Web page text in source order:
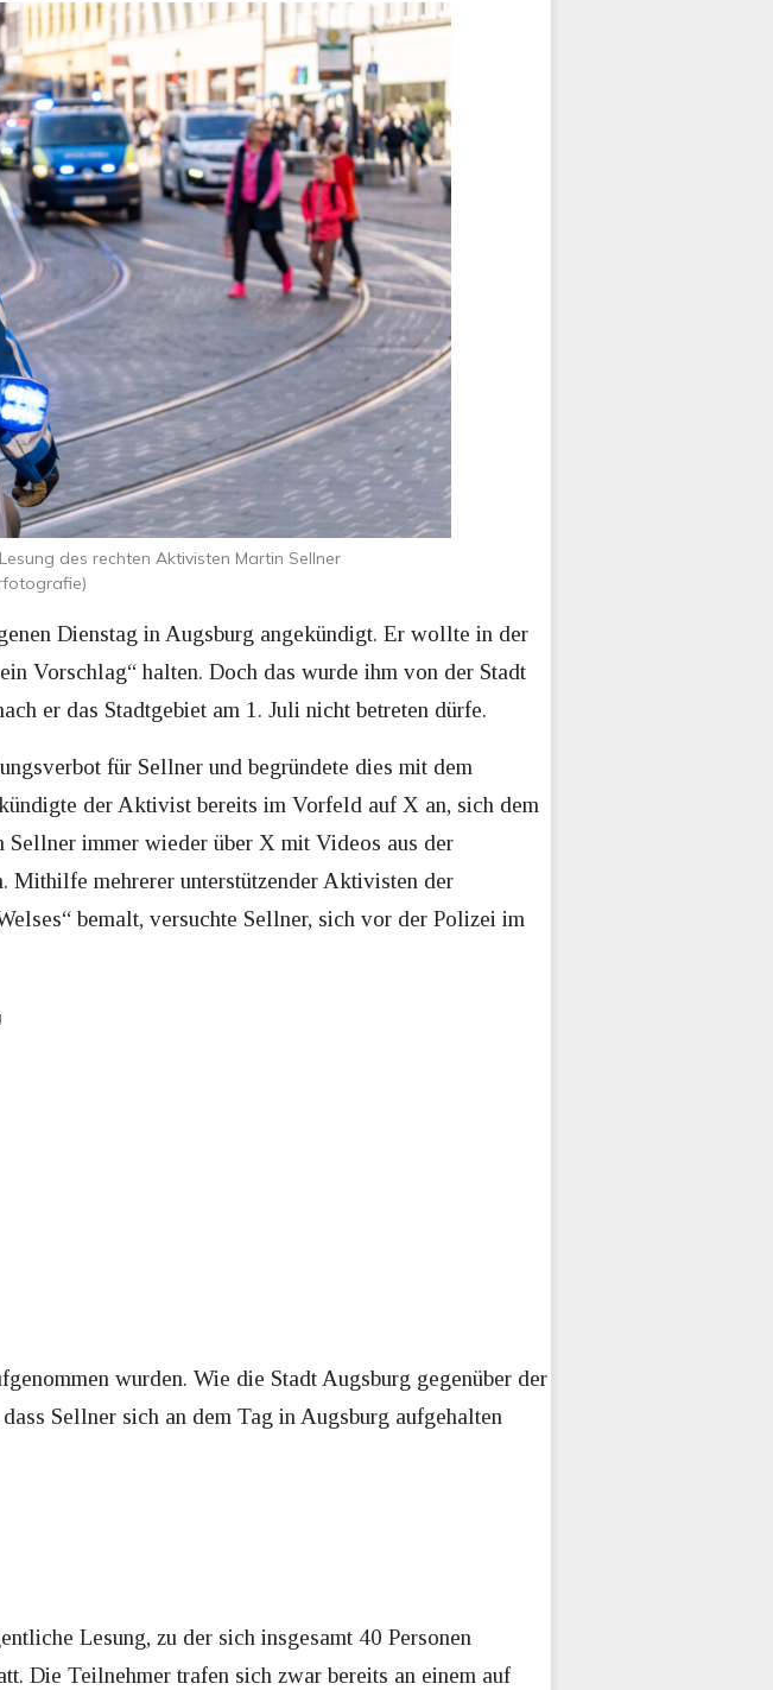
des rechten Aktivisten Martin Sellner
Dienstag in Augsburg angekündigt. Er wollte in der
Vorschlag“ halten. Doch das wurde ihm von der Stadt
er das Stadtgebiet am 1. Juli nicht betreten dürfe.
für Sellner und begründete dies mit dem
der Aktivist bereits im Vorfeld auf X an, sich dem
immer wieder über X mit Videos aus der
Mithilfe mehrerer unterstützender Aktivisten der
bemalt, versuchte Sellner, sich vor der Polizei im
wurden. Wie die Stadt Augsburg gegenüber der
Sellner sich an dem Tag in Augsburg aufgehalten
Lesung, zu der sich insgesamt 40 Personen
Die Teilnehmer trafen sich zwar bereits an einem auf